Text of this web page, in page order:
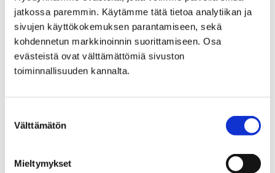
jatkossa paremmin. Käytämme tätä tietoa analytiikan ja
sivujen käyttökokemuksen parantamiseen, sekä
kohdennetun markkinoinnin suorittamiseen. Osa
evästeistä ovat välttämättömiä sivuston
toiminnallisuuden kannalta.
valinta
Välttämätön
Mieltymykset
Kaupunkikonsernin yhtiöt ja yhteisöt